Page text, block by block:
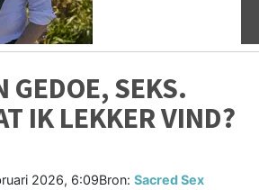
GEDOE, SEKS.
IK LEKKER VIND?
2026, 6:09Bron:Sacred Sex